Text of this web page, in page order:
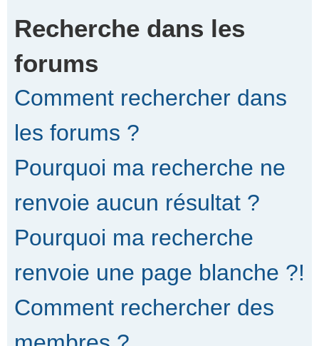
Recherche dans les
forums
Comment rechercher dans
les forums ?
Pourquoi ma recherche ne
renvoie aucun résultat ?
Pourquoi ma recherche
renvoie une page blanche ?!
Comment rechercher des